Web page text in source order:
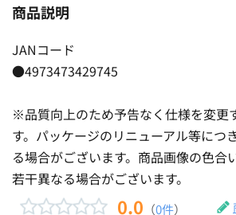
商品説明
JANコード
●4973473429745
※品質向上のため予告なく仕様を変更
す。パッケージのリニューアル等につ
る場合がございます。商品画像の色合
若干異なる場合がございます。
0.0 （0件）